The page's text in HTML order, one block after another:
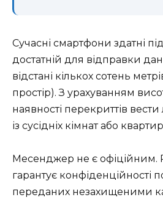
Сучасні смартфони здатні
достатній для відправки
відстані кількох сотень
простір). З урахуванням
наявності перекриттів
із сусідніх кімнат або
Месенджер не є офіційним.
гарантує конфіденційності
переданих незахищеними